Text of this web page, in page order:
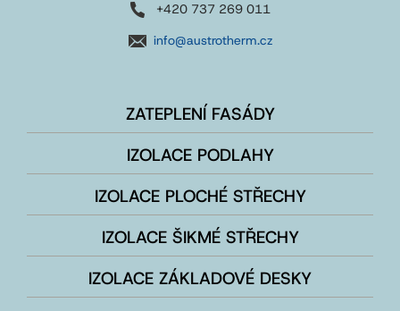
+420 737 269 011
info@austrotherm.cz
ZATEPLENÍ FASÁDY
IZOLACE PODLAHY
IZOLACE PLOCHÉ STŘECHY
IZOLACE ŠIKMÉ STŘECHY
IZOLACE ZÁKLADOVÉ DESKY